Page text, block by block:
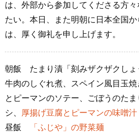
は、外部から参加してくださる方
たい。本日、また明朝に日本全国
は、厚く御礼を申し上げます。
朝飯 たまり漬「刻みザクザクしょ
牛肉のしぐれ煮、スペイン風目玉
とピーマンのソテー、ごぼうのた
シ、 厚揚げ豆腐とピーマンの味噌汁
昼飯
「ふじや」の野菜麺